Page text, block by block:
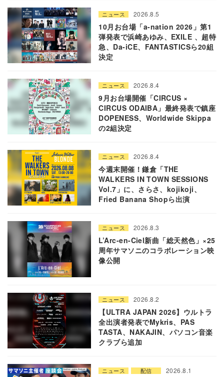
ニュース 2026.8.5
10月お台場「a-nation 2026」第1
弾発表で浜崎あゆみ、EXILE 、超特
急、Da-iCE、FANTASTICSら20組
決定
ニュース 2026.8.4
9月お台場開催「CIRCUS ×
CIRCUS ODAIBA」最終発表で鎮座
DOPENESS、Worldwide Skippa
の2組決定
ニュース 2026.8.4
今週末開催！鎌倉「THE
WALKERS IN TOWN SESSIONS
Vol.7」に、さらさ、kojikoji、
Fried Banana Shopら出演
ニュース 2026.8.3
L’Arc-en-Ciel新曲「総天然色」×25
周年サマソニのコラボレーション映
像公開
ニュース 2026.8.2
【ULTRA JAPAN 2026】ウルトラ
全出演者発表でMykris、PAS
TASTA、NAKAJIN、パソコン音楽
クラブら追加
ニュース 配信 2026.8.1